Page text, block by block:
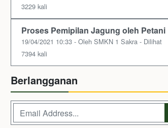
3229 kali
Proses Pemipilan Jagung oleh Petani
19/04/2021 10:33 - Oleh SMKN 1 Sakra - Dilihat
7394 kali
Berlangganan